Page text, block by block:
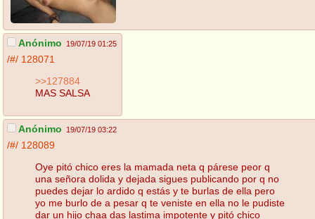
Anónimo 19/07/19 01:25
/#/ 128071
>>127884
MAS SALSA
Anónimo 19/07/19 03:22
/#/ 128089
Oye pitó chico eres la mamada neta q párese peor q
una señora dolida y dejada sigues publicando por q no
puedes dejar lo ardido q estás y te burlas de ella pero
yo me burlo de a pesar q te veniste en ella no le pudiste
dar un hijo chaa das lastima impotente y pitó chico